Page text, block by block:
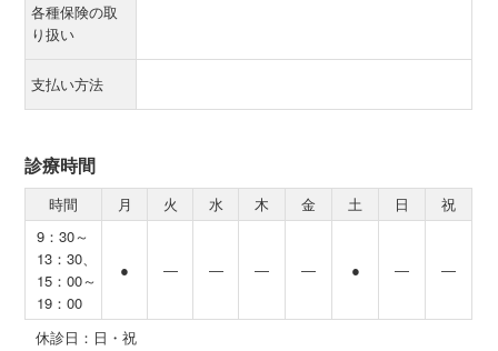
各種保険の取
り扱い
支払い方法
診療時間
時間 月 火 水 木 金 土 日
祝
9：30～
13：30、
15：00～
19：00
● ― ― ― ― ● ― ―
休診日：日・祝